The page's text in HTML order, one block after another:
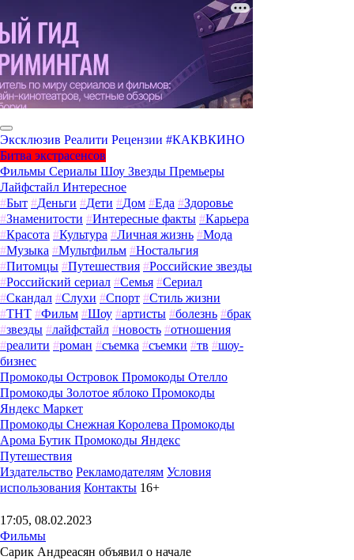
Эксклюзив Реалити Рецензии #КАКВКИНО
Битва экстрасенсов
Фильмы Сериалы Шоу Звезды Премьеры
Лайфстайл Интересное
#Быт #Деньги #Дети #Дом #Еда #Здоровье
#Знаменитости #Интересные факты #Карьера
#Красота #Культура #Личная жизнь #Мода
#Музыка #Мультфильм #Ностальгия
#Питомцы #Путешествия #Российские звезды
#Российский сериал #Семья #Сериал
#Скандал #Слухи #Спорт #Стиль жизни
#ТНТ #Фильм #Шоу #артисты #болезнь #брак
#звезды #лайфстайл #новость #отношения
#реалити #роман #съемка #съемки #тв #шоу-
бизнес
Промокоды Островок Промокоды Отелло
Промокоды Золотое яблоко Промокоды
Яндекс Маркет
Промокоды Снежная Королева Промокоды
Арома Бутик Промокоды Яндекс
Путешествия
Издательство Рекламодателям Условия
использования Контакты 16+
17:05, 08.02.2023
Фильмы
Сарик Андреасян объявил о начале